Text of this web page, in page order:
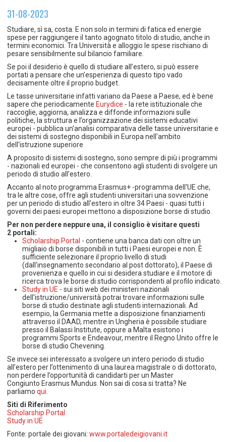
Coordinamento Provinciale Ferrarese Informagiovani
31-08-2023
Studiare, sì sa, costa. E non solo in termini di fatica ed energie
spese per raggiungere il tanto agognato titolo di studio, anche in
termini economici. Tra Università e alloggio le spese rischiano di
pesare sensibilmente sul bilancio familiare.
Se poi il desiderio è quello di studiare all’estero, si può essere
portati a pensare che un’esperienza di questo tipo vado
decisamente oltre il proprio budget.
Le tasse universitarie infatti variano da Paese a Paese, ed è bene
sapere che periodicamenteEurydice - la rete istituzionale che
raccoglie, aggiorna, analizza e diffonde informazioni sulle
politiche, la struttura e l’organizzazione dei sistemi educativi
europei - pubblica un'analisi comparativa delle tasse universitarie e
dei sistemi di sostegno disponibili in Europa nell'ambito
dell'istruzione superiore
A proposito disistemi di sostegno, sono sempre di più i programmi
- nazionali ed europei - che consentono agli studenti di svolgere un
periodo di studio all’estero.
Accanto al noto programmaErasmus+ -programma dell'UE che,
tra le altre cose, offre agli studenti universitari una sovvenzione
per un periodo di studio all'estero in oltre 34 Paesi - quasi tutti i
governi dei paesi europei mettono a disposizione borse di studio.
Per non perdere neppure una, il consiglio è visitare questi
2 portali:
Scholarship Portal - contiene una banca dati con oltre un
migliaio di borse disponibili in tutti i Paesi europei e non. È
sufficiente selezionare il proprio livello di studi
(dall'insegnamento secondario al post dottorato), il Paese di
provenienza e quello in cui si desidera studiare e il motore di
ricerca trova le borse di studio corrispondenti al profilo indicato.
Study in UE - sui siti web dei ministeri nazionali
dell'istruzione/università potrai trovare informazioni sulle
borse di studio destinate agli studenti internazionali. Ad
esempio, laGermaniamette a disposizione finanziamenti
attraverso ilDAAD, mentre in Ungheria è possibile studiare
presso ilBalassi Institute, oppure a Malta esistono i
programmiSports e Endeavour, mentre il Regno Unito offre le
borse di studioChevening
Se invece sei interessato a svolgere un intero periodo di studio
all’estero per l’ottenimento di una laurea magistrale o di dottorato,
non perdere l’opportunità di candidarti per un Master
Congiunto Erasmus Mundus. Non sai di cosa si tratta? Ne
parliamo qui.
Siti di Riferimento
Scholarship Portal
Study in UE
Fonte: portale dei giovani:www.portaledeigiovani.it